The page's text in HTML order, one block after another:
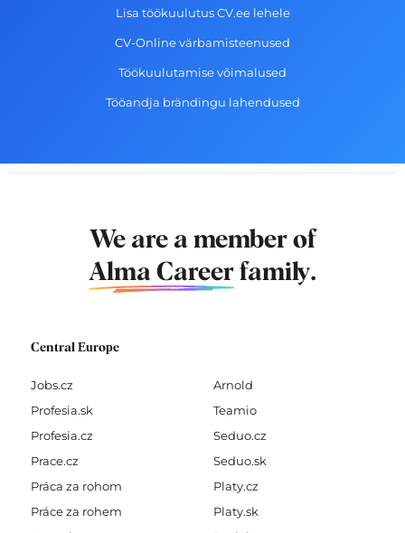
Lisa töökuulutus CV.ee lehele
CV-Online värbamisteenused
Töökuulutamise võimalused
Tööandja brändingu lahendused
We are a member of
Alma Career family.
Central Europe
Jobs.cz
Profesia.sk
Profesia.cz
Prace.cz
Práca za rohom
Práce za rohem
Arnold
Teamio
Seduo.cz
Seduo.sk
Platy.cz
Platy.sk